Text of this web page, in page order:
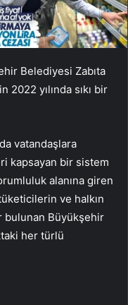
Belediyesi Zabıta
yılında sıkı bir
vatandaşlara
kapsayan bir sistem
alanına giren
ve halkın
bulunan Büyükşehir
her türlü